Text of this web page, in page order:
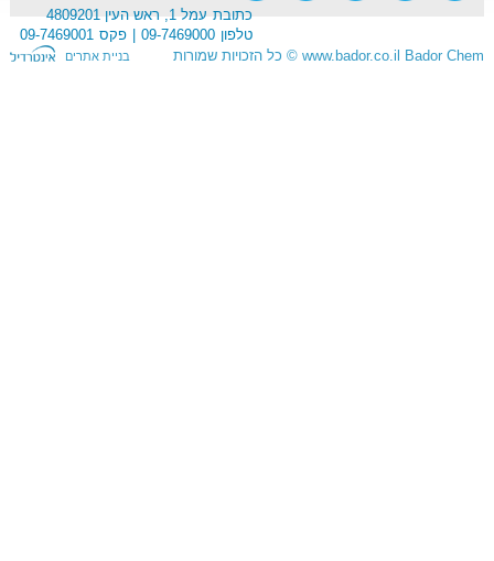
כתובת עמל 1, ראש העין 4809201
טלפון 09-7469000 פקס 09-7469001
Bador Chem
www.bador.co.il
© כל הזכויות שמורות בניית אתרים